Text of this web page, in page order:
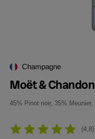
Champagne
Moët &
45% Pinot noir, 35% Meunier,
4,8